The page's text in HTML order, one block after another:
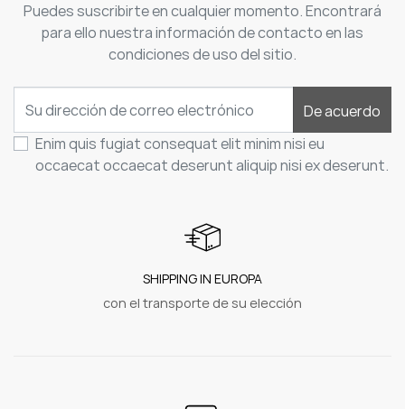
Puedes suscribirte en cualquier momento. Encontrará
para ello nuestra información de contacto en las
condiciones de uso del sitio.
De acuerdo
Enim quis fugiat consequat elit minim nisi eu
occaecat occaecat deserunt aliquip nisi ex deserunt.
SHIPPING IN EUROPA
con el transporte de su elección